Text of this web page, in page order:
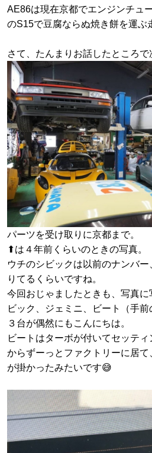
AE86は現在京都でエンジンチュ
のS15で豆腐ならぬ焼き餅を運ぶ
さて、たんまりお話したところで
パーツを受け取りに京都まで。
⬆は４年前くらいのときの写真。
ウチのシビックは以前のナンバ
りてるくらいですね。
今回おじゃましたときも、写真
ビック、ジェミニ、ビート（手
３台が偶然にもこんにちは。
ビートはターボが付いてセッテ
からずーっとファクトリーに居
が掛かったみたいです😅